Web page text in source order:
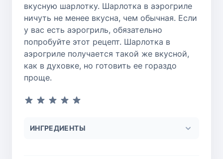
вкусную шарлотку. Шарлотка в аэрогриле
ничуть не менее вкусна, чем обычная. Если
у вас есть аэрогриль, обязательно
попробуйте этот рецепт. Шарлотка в
аэрогриле получается такой же вкусной,
как в духовке, но готовить ее гораздо
проще.
ИНГРЕДИЕНТЫ